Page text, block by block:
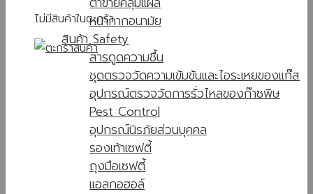
ไม่มีสินค้าในตะกร้าหน้ากากอนามัย
สินค้า Safety
สารดูดความชื้น
ชุดตรวจวัดความเข้มข้นและไอระเหยของแก๊ส
อุปกรณ์ตรวจวัดการรั่วไหลของก๊าซพิษ
Pest Control
อุปกรณ์นิรภัยส่วนบุคคล
รองเท้าเซฟตี้
ถุงมือเซฟตี้
แอลกอฮอล์